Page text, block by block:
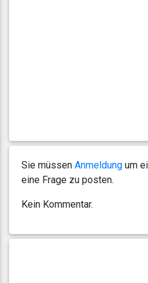
Sie müssen Anmeldung um
eine Frage zu posten.
Kein Kommentar.